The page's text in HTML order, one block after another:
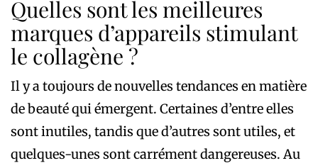
Quelles sont les meilleures
marques d’appareils stimulant
le collagène ?
Il y a toujours de nouvelles tendances en matière
de beauté qui émergent. Certaines d’entre elles
sont inutiles, tandis que d’autres sont utiles, et
quelques-unes sont carrément dangereuses. Au